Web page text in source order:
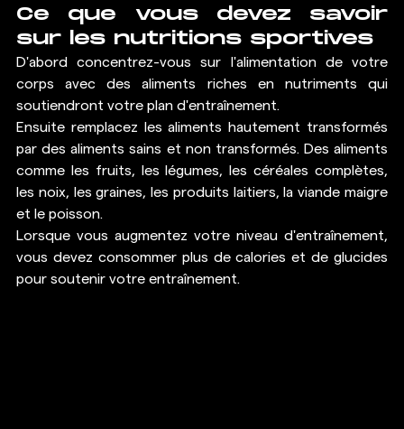
Ce que vous devez savoir
sur les nutritions sportives
D'abord concentrez-vous sur l'alimentation de votre
corps avec des aliments riches en nutriments qui
soutiendront votre plan d'entraînement.
Ensuite remplacez les aliments hautement transformés
par des aliments sains et non transformés. Des aliments
comme les fruits, les légumes, les céréales complètes,
les noix, les graines, les produits laitiers, la viande maigre
et le poisson.
Lorsque vous augmentez votre niveau d'entraînement,
vous devez consommer plus de calories et de glucides
pour soutenir votre entraînement.